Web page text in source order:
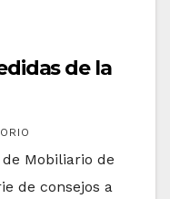
de la
Mobiliario de
de consejos a